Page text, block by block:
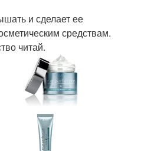
и сделает ее
средствам.
читай.